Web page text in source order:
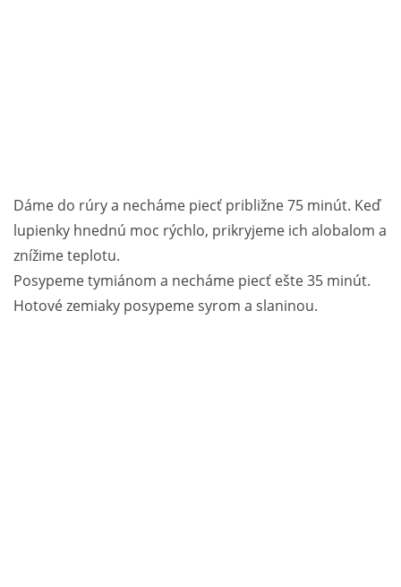
Dáme do rúry a necháme piecť približne 75 minút. Keď
lupienky hnednú moc rýchlo, prikryjeme ich alobalom a
znížime teplotu.
Posypeme tymiánom a necháme piecť ešte 35 minút.
Hotové zemiaky posypeme syrom a slaninou.